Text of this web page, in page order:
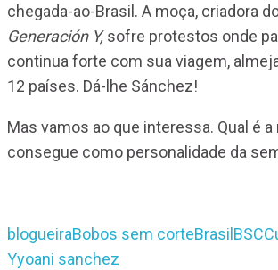
chegada-ao-Brasil. A moça, criadora
Generación Y,sofre protestos onde
continua forte com sua viagem,
12 países. Dá-lhe Sánchez!
Mas vamos ao que interessa. Qual é a
consegue como personalidade da
blogueiraBobos sem corteBrasilBSC
Yyoani sanchez